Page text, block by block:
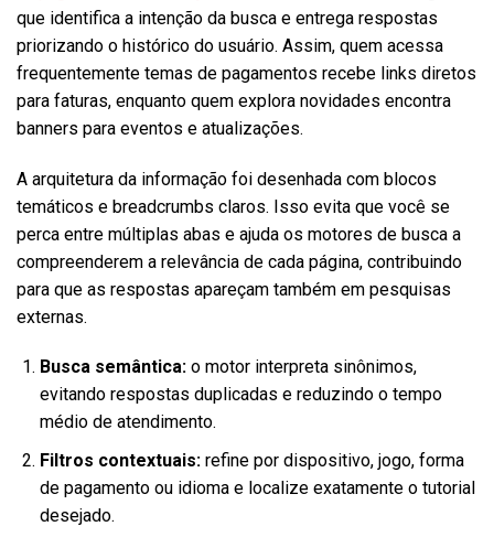
que identifica a intenção da busca e entrega respostas
priorizando o histórico do usuário. Assim, quem acessa
frequentemente temas de pagamentos recebe links diretos
para faturas, enquanto quem explora novidades encontra
banners para eventos e atualizações.
A arquitetura da informação foi desenhada com blocos
temáticos e breadcrumbs claros. Isso evita que você se
perca entre múltiplas abas e ajuda os motores de busca a
compreenderem a relevância de cada página, contribuindo
para que as respostas apareçam também em pesquisas
externas.
Busca semântica:o motor interpreta sinônimos,
evitando respostas duplicadas e reduzindo o tempo
médio de atendimento.
Filtros contextuais:refine por dispositivo, jogo, forma
de pagamento ou idioma e localize exatamente o tutorial
desejado.